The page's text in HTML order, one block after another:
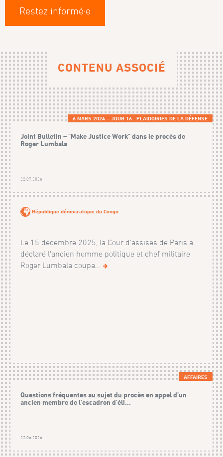
Restez informé·e
CONTENU ASSOCIÉ
6 MARS 2024 – JOUR 16 : PLAIDOIRIES DE LA DÉFENSE
Joint Bulletin – "Make Justice Work" dans le procès de
Roger Lumbala
22.07.2026
République démocratique du Congo
Le 15 décembre 2025, la Cour d'assises de Paris a
déclaré l'ancien homme politique et chef militaire
Roger Lumbala coupa...
AFFAIRES
Questions fréquentes au sujet du procès en appel d’un
ancien membre de l'escadron d'éli...
22.06.2026